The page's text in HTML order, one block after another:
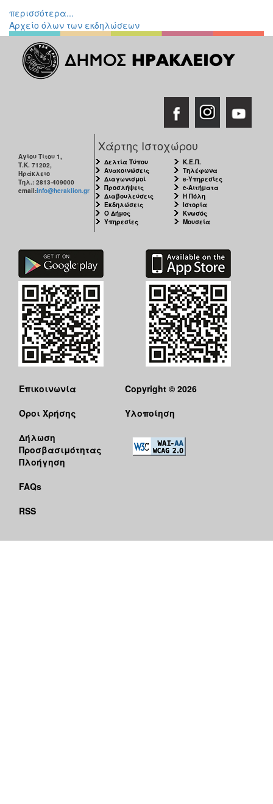
περισσότερα...
Αρχείο όλων των εκδηλώσεων
Αγίου Τίτου 1,
Τ.Κ. 71202,
Ηράκλειο
Τηλ.: 2813-409000
email:info@heraklion.gr
Χάρτης Ιστοχώρου
Δελτία Τύπου
Ανακοινώσεις
Διαγωνισμοί
Προσλήψεις
Διαβουλεύσεις
Εκδηλώσεις
Ο Δήμος
Υπηρεσίες
Κ.Ε.Π.
Τηλέφωνα
e-Υπηρεσίες
e-Αιτήματα
Η Πόλη
Ιστορία
Κνωσός
Μουσεία
Επικοινωνία
Όροι Χρήσης
Δήλωση
Προσβασιμότητας
Πλοήγηση
FAQs
RSS
Copyright © 2026
Υλοποίηση